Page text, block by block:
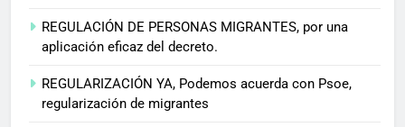
REGULACIÓN DE PERSONAS MIGRANTES, por una
aplicación eficaz del decreto.
REGULARIZACIÓN YA, Podemos acuerda con Psoe,
regularización de migrantes